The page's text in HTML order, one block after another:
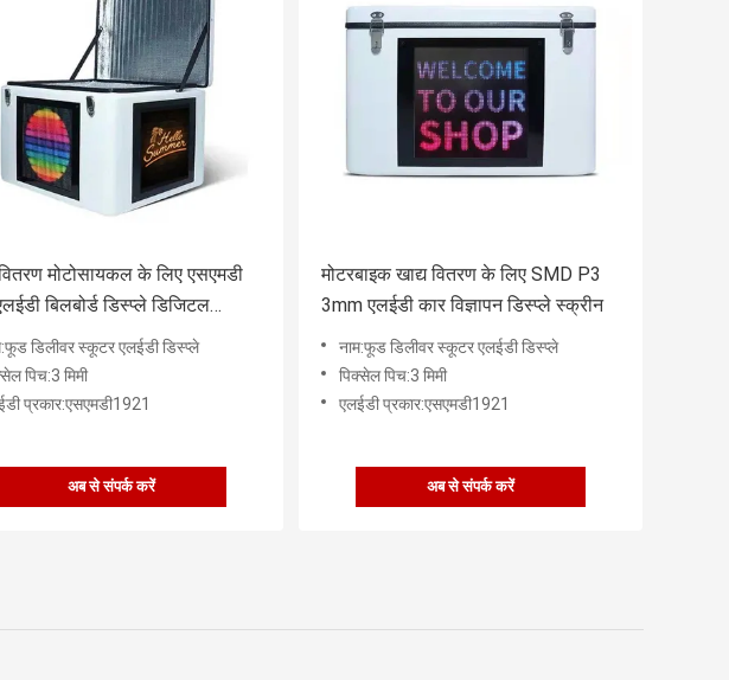
मोटोसायकल के लिए एसएमडी
बिलबोर्ड डिस्प्ले डिजिटल
ट्रक
डिलीवर स्कूटर एलईडी डिस्प्ले
पिच:3 मिमी
प्रकार:एसएमडी1921
अब से संपर्क करें
मोटरबाइक खाद्य वितरण के लिए SMD P3
3mm एलईडी कार विज्ञापन डिस्प्ले स्क्रीन
नाम:फूड डिलीवर स्कूटर एलईडी डिस्प्ले
पिक्सेल पिच:3 मिमी
एलईडी प्रकार:एसएमडी1921
अब से संपर्क करें